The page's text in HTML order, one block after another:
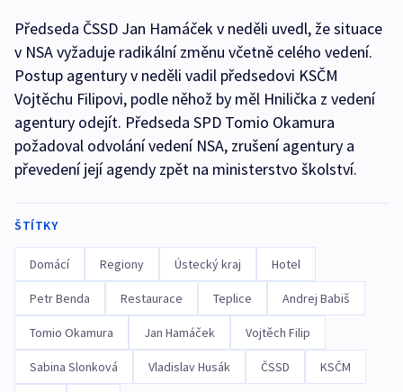
Předseda ČSSD Jan Hamáček v neděli uvedl, že situace
v NSA vyžaduje radikální změnu včetně celého vedení.
Postup agentury v neděli vadil předsedovi KSČM
Vojtěchu Filipovi, podle něhož by měl Hnilička z vedení
agentury odejít. Předseda SPD Tomio Okamura
požadoval odvolání vedení NSA, zrušení agentury a
převedení její agendy zpět na ministerstvo školství.
ŠTÍTKY
Domácí Regiony Ústecký kraj Hotel
Petr Benda Restaurace Teplice Andrej Babiš
Tomio Okamura Jan Hamáček Vojtěch Filip
Sabina Slonková Vladislav Husák ČSSD KSČM